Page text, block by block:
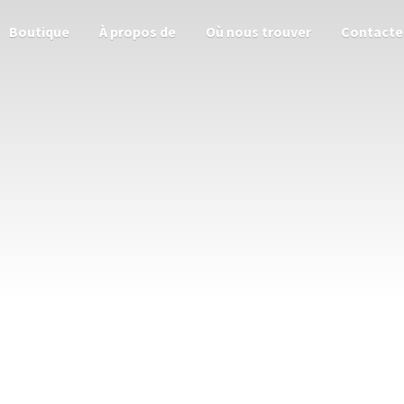
Boutique À propos de Où nous trouver